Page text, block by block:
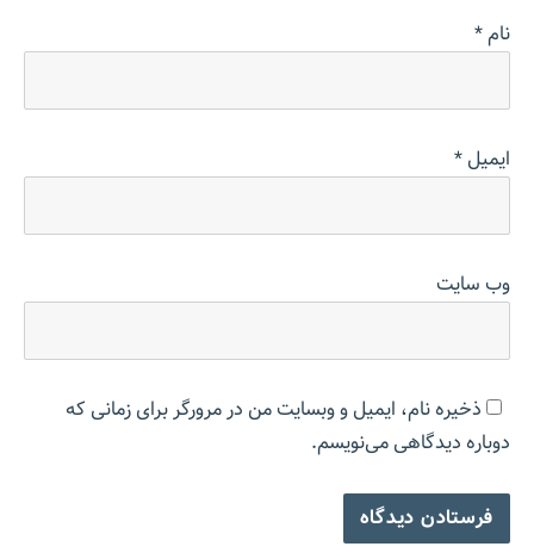
نام*
ایمیل*
وب‌ سایت
ذخیره نام، ایمیل و وبسایت من در مرورگر برای زمانی که
دوباره دیدگاهی می‌نویسم.